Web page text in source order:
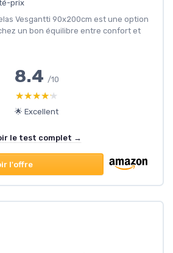
prix
Vesgantti 90x200cm est une option
un bon équilibre entre confort et
8.4 /10
★★★★★
★★★★★
🌟 Excellent
le test complet →
l'offre